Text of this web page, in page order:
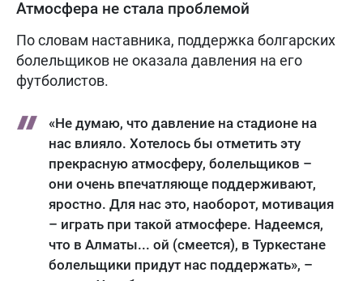
Атмосфера не стала проблемой
По словам наставника, поддержка болгарских
болельщиков не оказала давления на его
футболистов.
«Не думаю, что давление на стадионе на
нас влияло. Хотелось бы отметить эту
прекрасную атмосферу, болельщиков –
они очень впечатляюще поддерживают,
яростно. Для нас это, наоборот, мотивация
– играть при такой атмосфере. Надеемся,
что в Алматы... ой (смеется), в Туркестане
болельщики придут нас поддержать», –